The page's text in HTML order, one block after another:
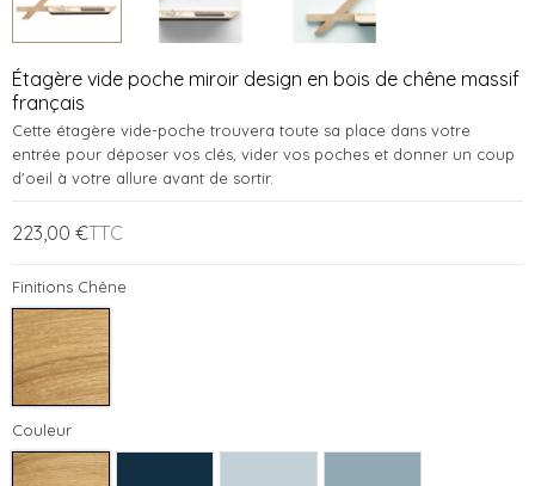
Étagère vide poche miroir design en bois de chêne massif
français
Cette étagère vide-poche trouvera toute sa place dans votre
entrée pour déposer vos clés, vider vos poches et donner un coup
d'oeil à votre allure avant de sortir.
223,00 €TTC
Finitions Chêne
Couleur